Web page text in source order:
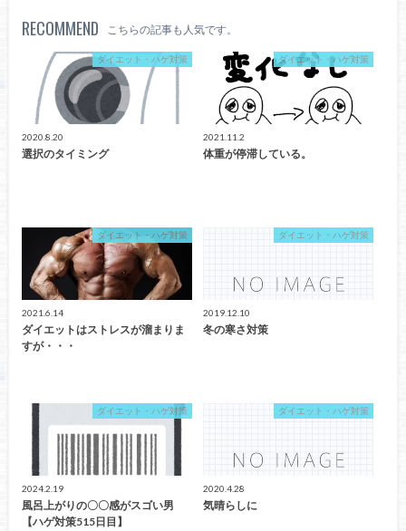
RECOMMEND こちらの記事も人気です。
ダイエット・ハゲ対策
2020.8.20
選択のタイミング
ダイエット・ハゲ対策
2021.11.2
体重が停滞している。
ダイエット・ハゲ対策
2021.6.14
ダイエットはストレスが溜まりま
すが・・・
ダイエット・ハゲ対策
2019.12.10
冬の寒さ対策
ダイエット・ハゲ対策
2024.2.19
風呂上がりの〇〇感がスゴい男
【ハゲ対策515日目】
ダイエット・ハゲ対策
2020.4.28
気晴らしに